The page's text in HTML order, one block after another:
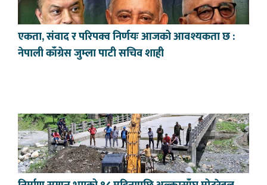
एकता, संवाद र परिपक्व निर्णयः आजको आवश्यकता छ :
नेपाली काँग्रेस जुम्ला पाटी सचिव शाही